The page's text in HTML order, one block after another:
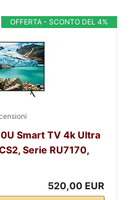
OFFERTA - SCONTO DEL 4%
Smart TV 4k Ultra
Serie RU7170,
520,00 EUR